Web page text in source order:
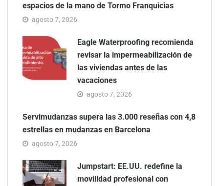
espacios de la mano de Tormo Franquicias
agosto 7, 2026
Eagle Waterproofing recomienda
revisar la impermeabilización de
las viviendas antes de las
vacaciones
agosto 7, 2026
Servimudanzas supera las 3.000 reseñas con 4,8
estrellas en mudanzas en Barcelona
agosto 7, 2026
Jumpstart: EE.UU. redefine la
movilidad profesional con